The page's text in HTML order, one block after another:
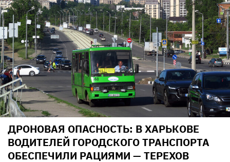
ДРОНОВАЯ ОПАСНОСТЬ: В ХАРЬКОВЕ
ВОДИТЕЛЕЙ ГОРОДСКОГО ТРАНСПОРТА
ОБЕСПЕЧИЛИ РАЦИЯМИ — ТЕРЕХОВ